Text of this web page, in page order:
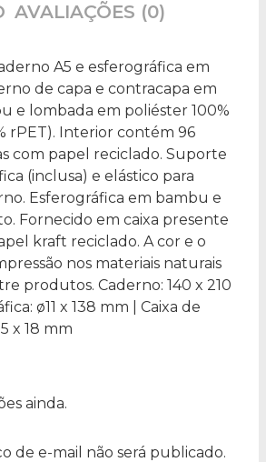
AVALIAÇÕES (0)
A5 e esferográfica em
de capa e contracapa em
e lombada em poliéster 100%
rPET). Interior contém 96
com papel reciclado. Suporte
(inclusa) e elástico para
Esferográfica em bambu e
Fornecido em caixa presente
kraft reciclado. A cor e o
nos materiais naturais
produtos. Caderno: 140 x 210
ø11 x 138 mm | Caixa de
x 18 mm
ainda.
de e-mail não será publicado.